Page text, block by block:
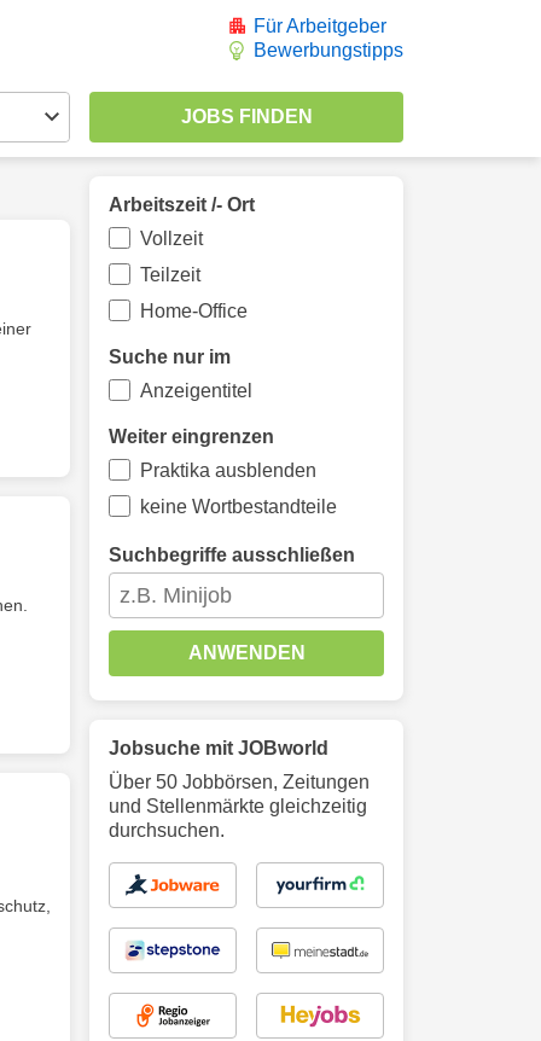
Für Arbeitgeber
Bewerbungstipps
Arbeitszeit /- Ort
Vollzeit
Teilzeit
Home-Office
Suche nur im
Anzeigentitel
Weiter eingrenzen
Praktika ausblenden
keine Wortbestandteile
Suchbegriffe ausschließen
ANWENDEN
Jobsuche mit JOBworld
Über 50 Jobbörsen, Zeitungen
und Stellenmärkte gleichzeitig
durchsuchen.